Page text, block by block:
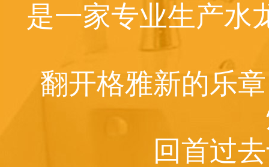
是一家专业生产水
翻开格雅新的乐
回首过